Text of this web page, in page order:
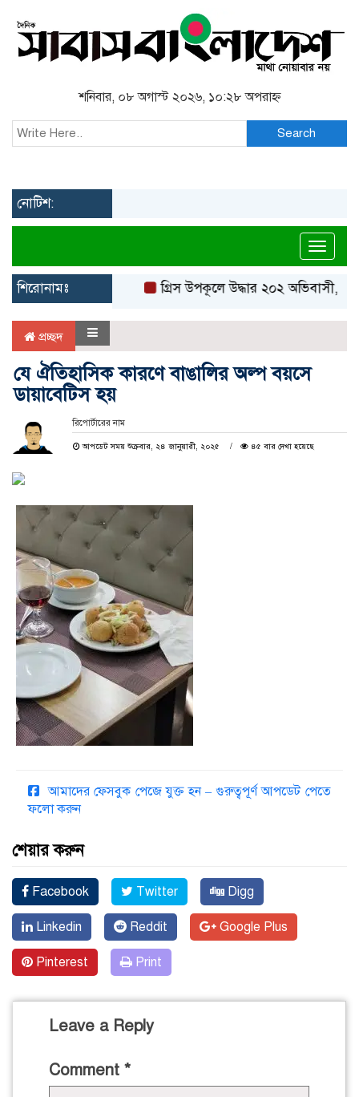
শনিবার, ০৮ অগাস্ট ২০২৬, ১০:২৮ অপরাহ্ন
Search
নোটিশ:
শিরোনামঃ গ্রিস উপকূলে উদ্ধার ২০২ অভিবাসী,
প্রচ্ছদ
যে ঐতিহাসিক কারণে বাঙালির অল্প বয়সে
ডায়াবেটিস হয়
রিপোর্টারের নাম
আপডেট সময় শুক্রবার, ২৪ জানুয়ারী, ২০২৫ ৪৫ বার দেখা হয়েছে
আমাদের ফেসবুক পেজে যুক্ত হন – গুরুত্বপূর্ণ আপডেট পেতে
ফলো করুন
শেয়ার করুন
Facebook Twitter Digg
Linkedin Reddit Google Plus
Pinterest Print
Leave a Reply
Comment *